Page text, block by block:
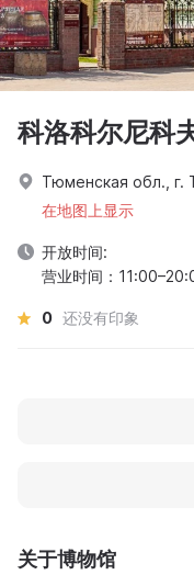
关于博物馆
科洛科尔尼科
Тюменская обл., г.
在地图上显示
开放时间:
营业时间：
0 还没有印象